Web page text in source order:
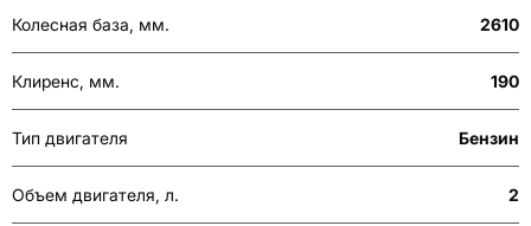
Колесная база, мм. 2610
Клиренс, мм. 190
Тип двигателя Бензин
Объем двигателя, л. 2